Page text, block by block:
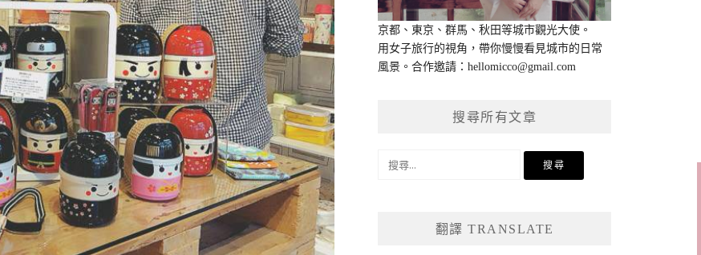
京都、東京、群馬、秋田等城市觀光大使。
用女子旅行的視角，帶你慢慢看見城市的日常
風景。合作邀請：hellomicco@gmail.com
搜尋所有文章
翻譯 TRANSLATE